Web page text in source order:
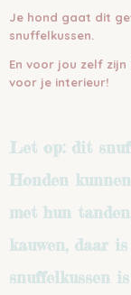
Je hond gaat dit
snuffelkussen.
En voor jou zelf
voor je interieur!
Let op: dit
Honden
met hun
kauwen, daar
snuffelkussen